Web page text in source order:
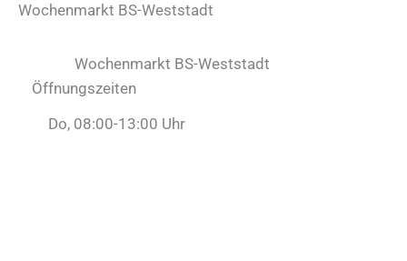
Wochenmarkt BS-Weststadt
Wochenmarkt BS-Weststadt
Öffnungszeiten
Do, 08:00-13:00 Uhr